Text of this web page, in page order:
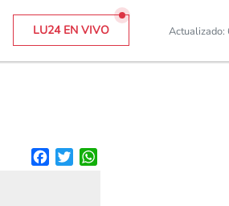
LU24 EN VIVO
FacebookTwitter